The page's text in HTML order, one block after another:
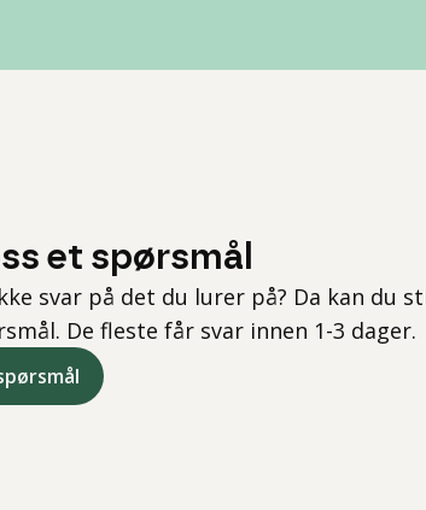
et spørsmål
svar på det du lurer på? Da kan du
De fleste får svar innen 1-3 dager.